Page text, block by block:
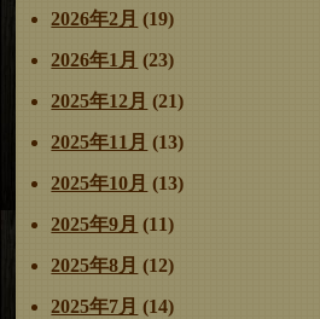
2026年2月 (19)
2026年1月 (23)
2025年12月 (21)
2025年11月 (13)
2025年10月 (13)
2025年9月 (11)
2025年8月 (12)
2025年7月 (14)